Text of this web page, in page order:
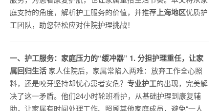
庭支持的角度，解析护工服务的价值，并推荐上海地区优质护
工团队，助您轻松应对住院护理挑战！
一、护工服务：家庭压力的“缓冲器” 1. 分担护理重任，让家
属回归生活 家人住院后，家属常陷入两难：放弃工作全心照
料，还是咬牙坚持却忧心患者安危？ 专业护工的出现，完美解
决了这一矛盾。他们24小时轮班看护，从基础护理到康复辅
助，让家属有时间处理工作、照顾其他家庭成员，避免“一人